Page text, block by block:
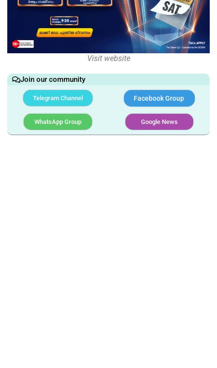
Visit website
Join our community
Telegram Channel Facebook Group
WhatsApp Group Google News